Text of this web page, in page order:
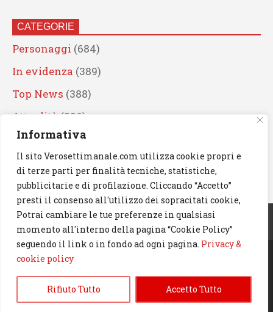
Informativa
Il sito Verosettimanale.com utilizza cookie propri e
di terze parti per finalità tecniche, statistiche,
pubblicitarie e di profilazione. Cliccando “Accetto”
presti il consenso all'utilizzo dei sopracitati cookie,
Potrai cambiare le tue preferenze in qualsiasi
momento all'interno della pagina “Cookie Policy”
seguendo il link o in fondo ad ogni pagina. Privacy &
cookie policy
Rifiuto Tutto Accetto Tutto
CATEGORIE
Personaggi (684)
In evidenza (389)
Top News (388)
Attualità (336)
Eventi(330)
Artisti (241)
News(238)
Cerca
© 2023 Verosettimanale.com. All rights reserved.